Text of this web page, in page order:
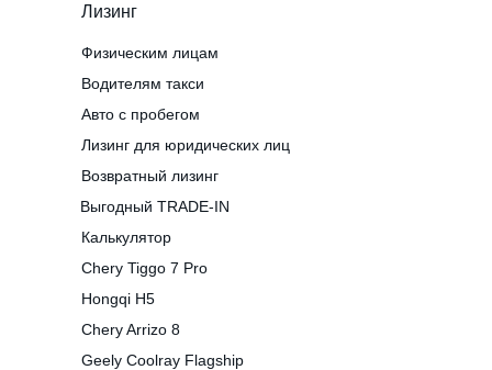
Лизинг
Водителям такси
Физическим лицам
Авто с пробегом
Geely Coolray Flagship
Лизинг для юридических лиц
Калькулятор
Chery Tiggo 7 Pro
Chery Arrizo 8
Hongqi H5
Возвратный лизинг
Выгодный TRADE-IN